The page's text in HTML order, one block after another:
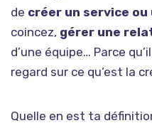
de créer un service
coincez, gérer une
d’une équipe… Parce
regard sur ce qu’est la
Quelle en est ta